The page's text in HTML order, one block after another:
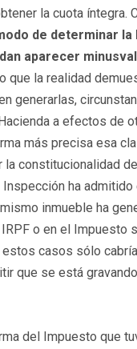
la cuota íntegra.
de determinar la
aparecer
que la realidad
generarlas,
a efectos de
más precisa esa
la constitucionalidad
Inspección ha
inmueble ha
o en el Impuesto
casos sólo
que se está
del Impuesto que